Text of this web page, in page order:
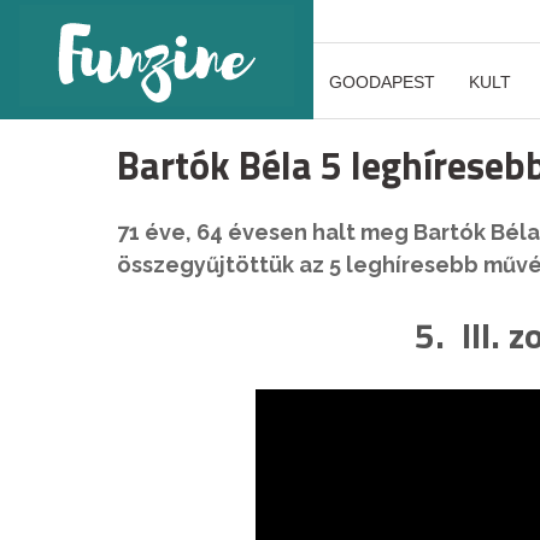
GOODAPEST KULT
Bartók Béla 5
71 éve, 64 évesen halt meg Bartók
összegyűjtöttük az 5 leghíresebb
5. III.